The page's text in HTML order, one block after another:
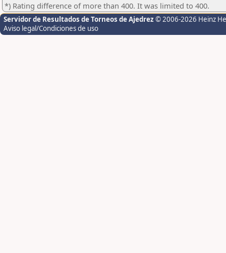
*) Rating difference of more than 400. It was limited to 400.
Servidor de Resultados de Torneos de Ajedrez © 2006-2026 Heinz
Aviso legal/Condiciones de uso